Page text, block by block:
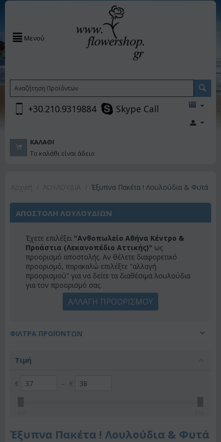
Μενού
+30.210.9319884 Skype Call
ΚΑΛΆΘΙ
Το καλάθι είναι άδειο
Έξυπνα Πακέτα ! Λουλούδια & Φυτά
ΑΠΟΣΤΟΛΗ ΛΟΥΛΟΥΔΙΩΝ
Έχετε επιλέξει "Ανθοπωλείο Αθήνα Κέντρο &
Προάστια (Λεκανοπέδιο Αττικής)" ως
προορισμό αποστολής. Αν θέλετε διαφορετικό
προορισμό, παρακαλώ επιλέξτε "αλλαγή
προορισμού" για να δείτε τα διαθέσιμα λουλούδια
για τον προορισμό σας.
ΑΛΛΑΓΗ ΠΡΟΟΡΙΣΜΟΥ
ΦΊΛΤΡΑ ΠΡΟΪΌΝΤΩΝ
Τιμή
€ – €
Έξυπνα Πακέτα ! Λουλούδια & Φυτά